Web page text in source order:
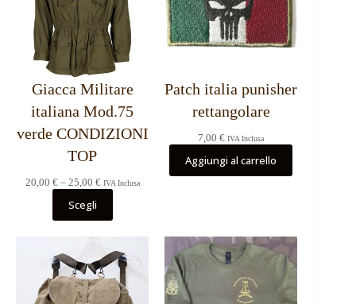
Giacca Militare
italiana Mod.75
verde CONDIZIONI
TOP
20,00 € – 25,00 €Fascia
da
25,00 €
IVA Inclusa
Scegli
Patch italia punisher
rettangolare
7,00€ IVA Inclusa
Aggiungi al carrello